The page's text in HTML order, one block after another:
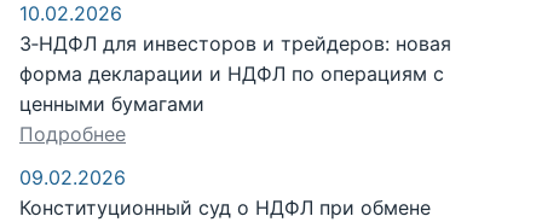
10.02.2026
3‑НДФЛ для инвесторов и трейдеров: новая
форма декларации и НДФЛ по операциям с
ценными бумагами
Подробнее
09.02.2026
Конституционный суд о НДФЛ при обмене